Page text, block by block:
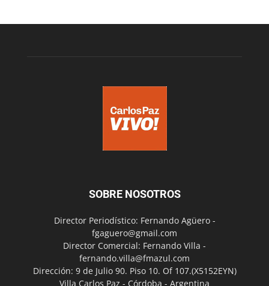
SOBRE NOSOTROS
Director Periodístico: Fernando Agüero -
fgaguero@gmail.com
Director Comercial: Fernando Villa -
fernando.villa@fmazul.com
Dirección: 9 de Julio 90. Piso 10. Of 107.(X5152EYN)
Villa Carlos Paz - Córdoba - Argentina